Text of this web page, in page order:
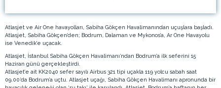
Atlasjet ve Air One havayolları, Sabiha Gökçen Havalimanından uçuşlara başladı.
Atlasjet, Sabiha Gökçen’den; Bodrum, Dalaman ve Mykonos’a, Ar One Havayolu
ise Venedik’e uçacak.
Atlasjet, İstanbul Sabiha Gökçen Havalimanı’ndan Bodrum’a ilk seferini 15
Haziran günü gerçekleştirdi.
Atlasjet’e ait KK2040 sefer sayılı Airbus 321 tipi uçakla 119 yolcu sabah saat
09.00’da Bodrum’a uçtu. Atlasjet uçağı, Sabiha Gökçen Havalimanı apronunda bir